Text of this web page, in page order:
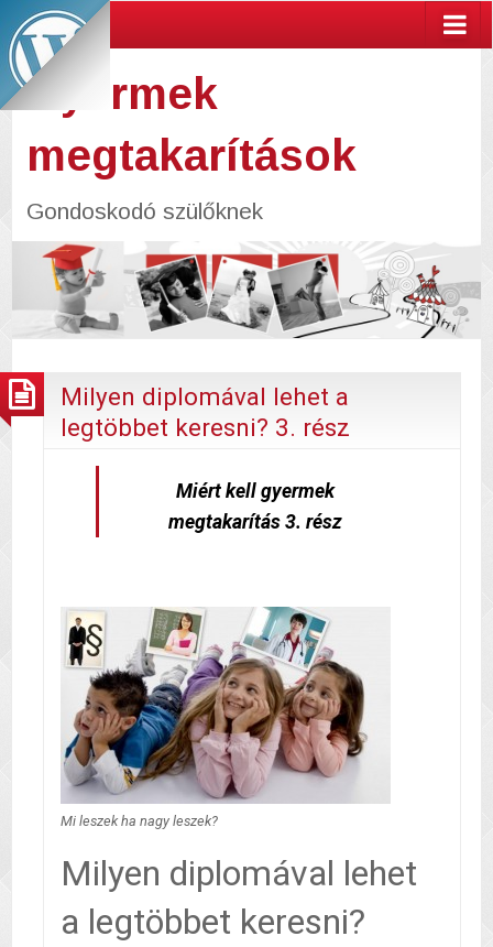
Gyermek
megtakarítások
Gondoskodó szülőknek
Milyen diplomával lehet a
legtöbbet keresni? 3. rész
Miért kell gyermek
megtakarítás 3. rész
Mi leszek ha nagy leszek?
Milyen diplomával lehet
a legtöbbet keresni?